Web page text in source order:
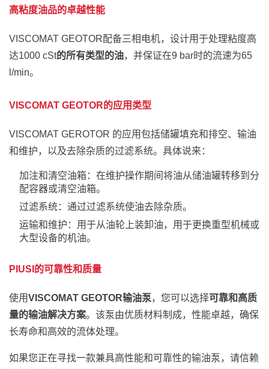
高粘度油品的卓越性能
VISCOMAT GEOTOR配备三相电机，设计用于处理粘度高
达1000 cSt的所有类型的油，并保证在9 bar时的流速为65
l/min。
VISCOMAT GEOTOR的应用类型
VISCOMAT GEROTOR 的应用包括储罐填充和排空、输油
和维护，以及去除杂质的过滤系统。具体说来：
加注和清空油箱：在维护操作期间将油从储油罐转移到分
配容器或清空油箱。
过滤系统：通过过滤系统使油去除杂质。
运输和维护：用于从油轮上装卸油，用于更换重型机械或
大型设备的机油。
PIUSI的可靠性和质量
使用VISCOMAT GEOTOR输油泵，您可以选择可靠和高质
量的输油解决方案。该泵由优质材料制成，性能卓越，确保
长寿命和高效的流体处理。
如果您正在寻找一款兼具高性能和可靠性的输油泵，请信赖